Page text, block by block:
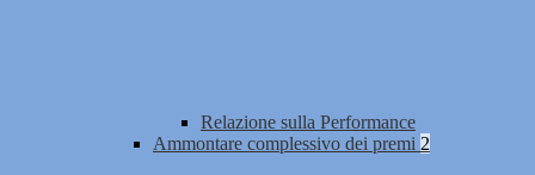
Relazione sulla Performance
Ammontare complessivo dei premi 2